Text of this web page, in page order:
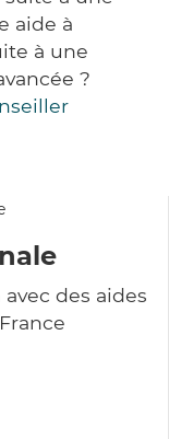
aide à
à une
?
des aides